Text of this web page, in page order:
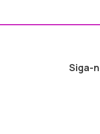
Siga-